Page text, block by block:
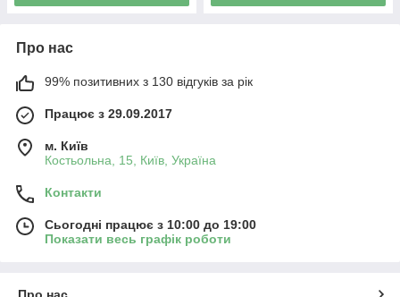
Про нас
99% позитивних з 130 відгуків за рік
Працює з 29.09.2017
м. Київ
Костьольна, 15, Київ, Україна
Контакти
Сьогодні працює з 10:00 до 19:00
Показати весь графік роботи
Про нас